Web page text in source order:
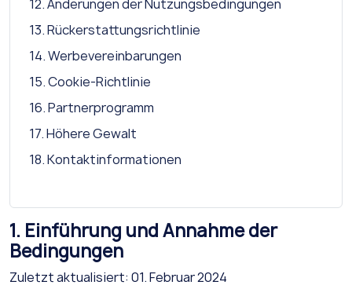
12. Änderungen der Nutzungsbedingungen
13. Rückerstattungsrichtlinie
14. Werbevereinbarungen
15. Cookie-Richtlinie
16. Partnerprogramm
17. Höhere Gewalt
18. Kontaktinformationen
1. Einführung und Annahme der
Bedingungen
Zuletzt aktualisiert: 01. Februar 2024